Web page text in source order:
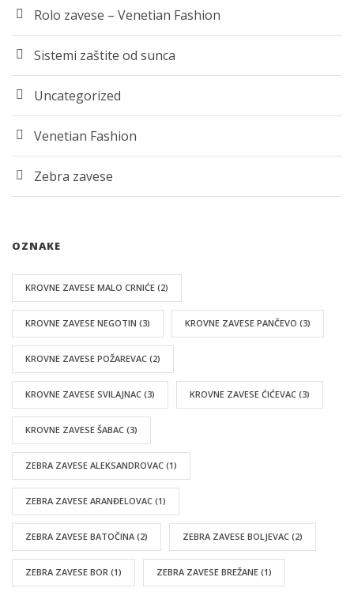
Rolo zavese – Venetian Fashion
Sistemi zaštite od sunca
Uncategorized
Venetian Fashion
Zebra zavese
OZNAKE
KROVNE ZAVESE MALO CRNIĆE (2)
KROVNE ZAVESE NEGOTIN (3) KROVNE ZAVESE PANČEVO (3)
KROVNE ZAVESE POŽAREVAC (2)
KROVNE ZAVESE SVILAJNAC (3) KROVNE ZAVESE ĆIĆEVAC (3)
KROVNE ZAVESE ŠABAC (3)
ZEBRA ZAVESE ALEKSANDROVAC (1)
ZEBRA ZAVESE ARANĐELOVAC (1)
ZEBRA ZAVESE BATOČINA (2) ZEBRA ZAVESE BOLJEVAC (2)
ZEBRA ZAVESE BOR (1) ZEBRA ZAVESE BREŽANE (1)